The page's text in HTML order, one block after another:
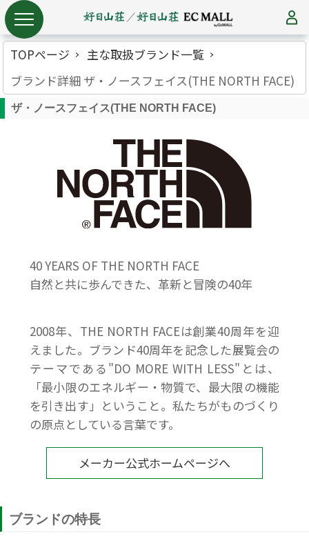
TOPページ
主な取扱ブランド一覧
ブランド詳細 ザ・ノースフェイス(THE NORTH FACE)
ザ・ノースフェイス(THE NORTH FACE)
40 YEARS OF THE NORTH FACE
自然と共に歩んできた、革新と冒険の40年
2008年、THE NORTH FACEは創業40周年を迎
えました。ブランド40周年を記念した展覧会の
テーマである"DO MORE WITH LESS"とは、
「最小限のエネルギー・物質で、最大限の機能
を引き出す」ということ。私たちがものづくり
の原点としている言葉です。
メーカー公式ホームページへ
ブランドの特長